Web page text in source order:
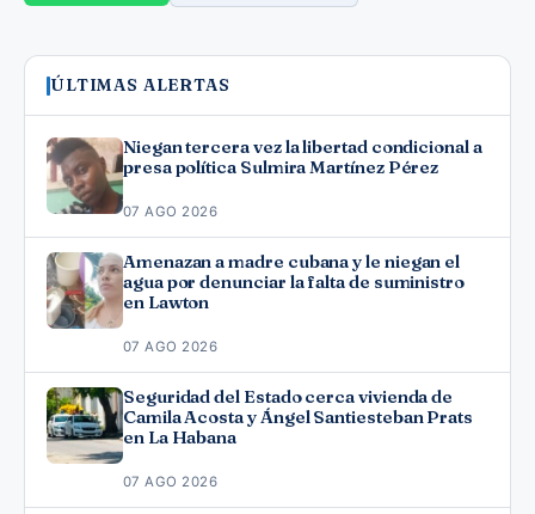
ÚLTIMAS ALERTAS
Niegan tercera vez la libertad condicional a
presa política Sulmira Martínez Pérez
07 AGO 2026
Amenazan a madre cubana y le niegan el
agua por denunciar la falta de suministro
en Lawton
07 AGO 2026
Seguridad del Estado cerca vivienda de
Camila Acosta y Ángel Santiesteban Prats
en La Habana
07 AGO 2026